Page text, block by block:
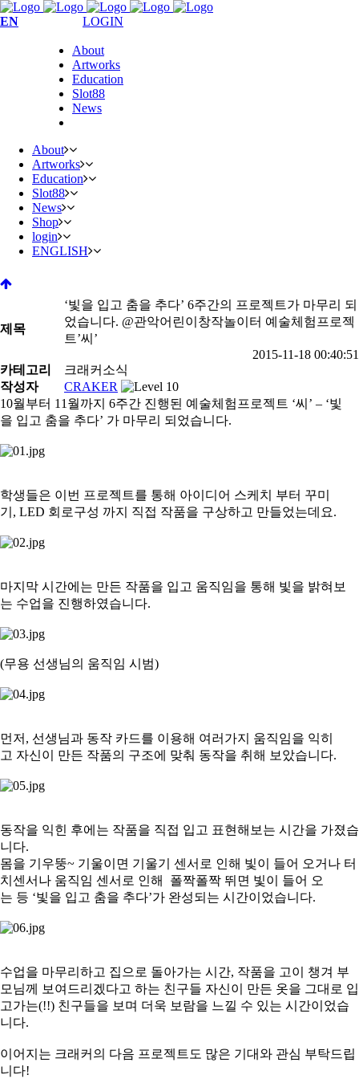
EN LOGIN
About
Artworks
Education
Slot88
News
About
Artworks
Education
Slot88
News
Shop
login
ENGLISH
제목
‘빛을 입고 춤을 추다’ 6주간의 프로젝트가 마무리 되
었습니다. @관악어린이창작놀이터 예술체험프로젝
트’씨’
2015-11-18 00:40:51
카테고리
크래커소식
작성자
CRAKER
10월부터 11월까지 6주간 진행된 예술체험프로젝트 ‘씨’ – ‘빛
을 입고 춤을 추다’ 가 마무리 되었습니다.
학생들은 이번 프로젝트를 통해 아이디어 스케치 부터 꾸미
기, LED 회로구성 까지 직접 작품을 구상하고 만들었는데요.
마지막 시간에는 만든 작품을 입고 움직임을 통해 빛을 밝혀보
는 수업을 진행하였습니다.
(무용 선생님의 움직임 시범)
먼저, 선생님과 동작 카드를 이용해 여러가지 움직임을 익히
고 자신이 만든 작품의 구조에 맞춰 동작을 취해 보았습니다.
동작을 익힌 후에는 작품을 직접 입고 표현해보는 시간을 가졌습
니다.
몸을 기우뚱~ 기울이면 기울기 센서로 인해 빛이 들어 오거나 터
치센서나 움직임 센서로 인해 폴짝폴짝 뛰면 빛이 들어 오
는 등 ‘빛을 입고 춤을 추다’가 완성되는 시간이었습니다.
수업을 마무리하고 집으로 돌아가는 시간, 작품을 고이 챙겨 부
모님께 보여드리겠다고 하는 친구들 자신이 만든 옷을 그대로 입
고가는(!!) 친구들을 보며 더욱 보람을 느낄 수 있는 시간이었습
니다.
이어지는 크래커의 다음 프로젝트도 많은 기대와 관심 부탁드립
니다!